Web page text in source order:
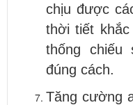
chịu được
thời tiết
thống chiếu
đúng cách.
Tăng cường